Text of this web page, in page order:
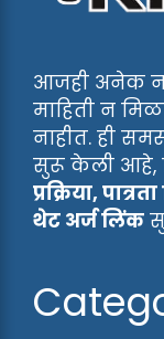
आजही अनेक
माहिती न
नाहीत. ही
सुरू केली आहे,
प्रक्रिया,
थेट अर्ज लिंक